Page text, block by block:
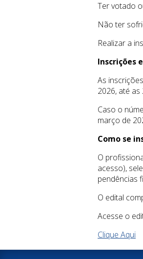
Ter votado
Não ter
Realizar a
Inscrições
As
2026, até as
Caso o
março de
Como se
O
acesso),
pendências
O edital
Acesse o
Clique Aqui